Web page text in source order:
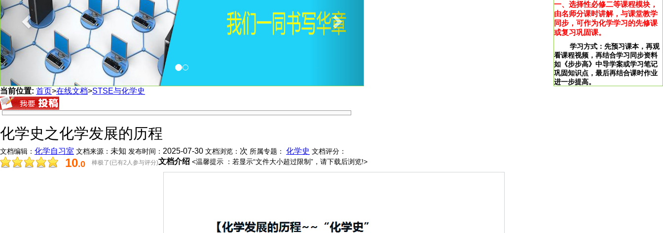
一、选择性必修二等课程模块，
由名师分课时讲解，与课堂教学
同步，可作为化学学习的先修课
或复习巩固课。
学习方式：先预习课本，再观
看课程视频，再结合学习同步资料
如《步步高》中导学案或学习笔记
巩固知识点，最后再结合课时作业
进一步提高。
当前位置: 首页>在线文档>STSE与化学史
化学史之化学发展的历程
文档编辑： 化学自习室 文档来源： 未知 发布时间： 2025-07-30 文档浏览： 次 所属专题： 化学史 文档评分：
10.0 棒极了(已有2人参与评分)文档介绍 <温馨提示 ：若显示“文件大小超过限制”，请下载后浏览!>